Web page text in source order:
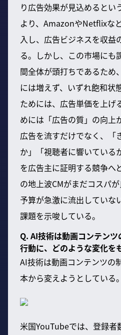
り広告効果が見込めるとい
より、AmazonやNetflixな
入し、広告ビジネスを収益
る。しかし、この市場にも
間全体が頭打ちであるため
には増えず、いずれ飽和状
ためには、広告単価を上げ
めには「広告の質」の向上
広告を流すだけでなく、「
か」「視聴者に響いている
を広告主に証明する競争へ
の地上波CMがまだコスパ
予算が急激に流出していな
課題を示唆している。
Q. AI技術は動画コンテン
行動に、どのような変化を
AI技術は動画コンテンツの
本から変えようとしている。
米国YouTubeでは、登録者